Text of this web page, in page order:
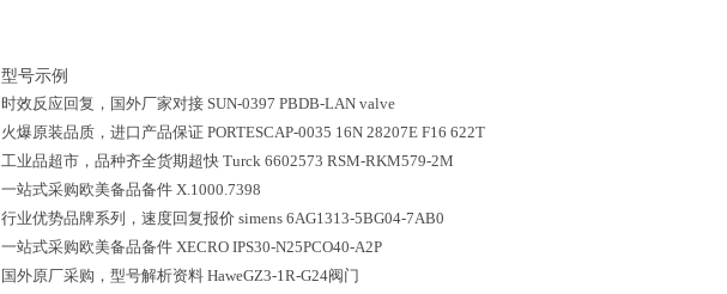
型号示例
时效反应回复，国外厂家对接 SUN-0397 PBDB-LAN valve
火爆原装品质，进口产品保证 PORTESCAP-0035 16N 28207E F16 622T
工业品超市，品种齐全货期超快 Turck 6602573 RSM-RKM579-2M
一站式采购欧美备品备件 X.1000.7398
行业优势品牌系列，速度回复报价 simens 6AG1313-5BG04-7AB0
一站式采购欧美备品备件 XECRO IPS30-N25PCO40-A2P
国外原厂采购，型号解析资料 HaweGZ3-1R-G24阀门